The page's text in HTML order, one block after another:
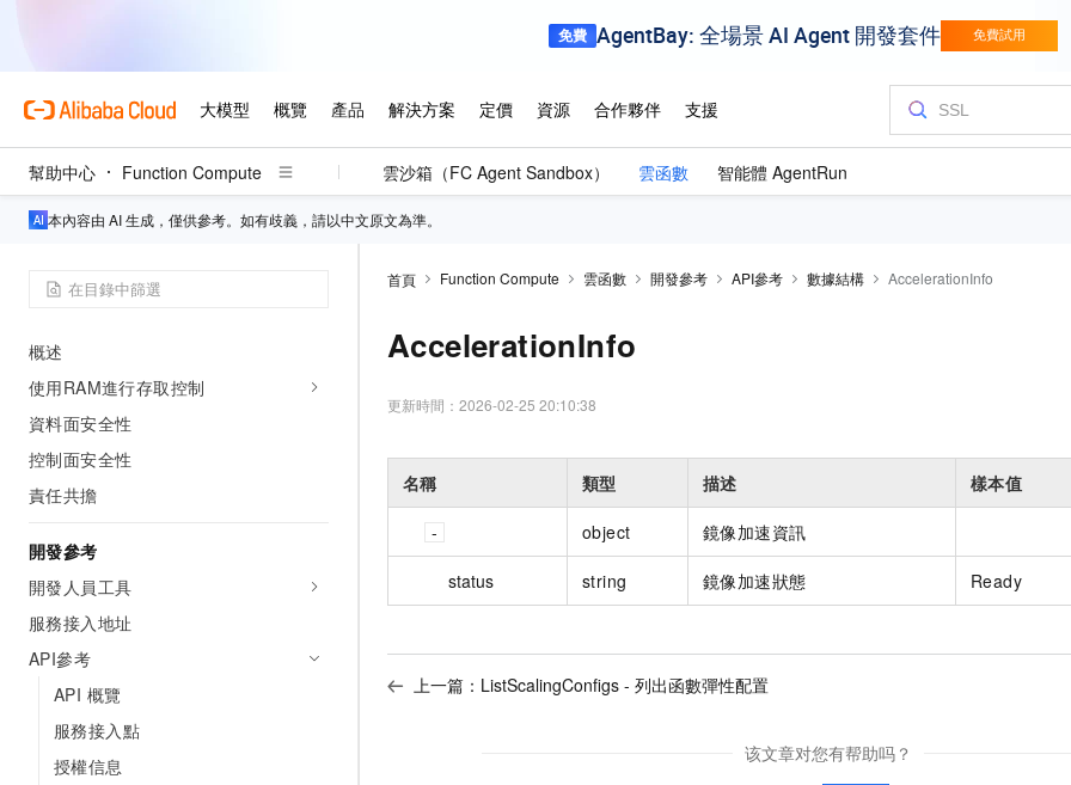
幫助中心 Function Compute 雲沙箱（FC Agent Sandbox） 雲函數 智能體 AgentRun
本內容由 AI 生成，僅供參考。如有歧義，請以中文原文為準。
實踐教程
AI 解決方案
AI推理
檔案處理
概述
使用RAM進行存取控制
資料面安全性
控制面安全性
責任共擔
開發參考
開發人員工具
服務接入地址
API參考
API 概覽
服務接入點
授權信息
首頁 Function Compute 雲函數 開發參考 API參考 數據結構 AccelerationInfo
AccelerationInfo
更新時間： 2026-02-25 20:10:38
名稱 類型 描述 樣本值
object 鏡像加速資訊
status string 鏡像加速狀態 Ready
上一篇： ListScalingConfigs - 列出函數彈性配置
该文章对您有帮助吗？